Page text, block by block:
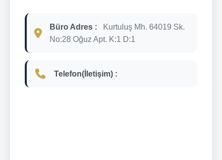
Büro Adres :
Kurtuluş Mh. 64019 Sk.
No:28 Oğuz Apt. K:1 D:1
Telefon(İletişim) :